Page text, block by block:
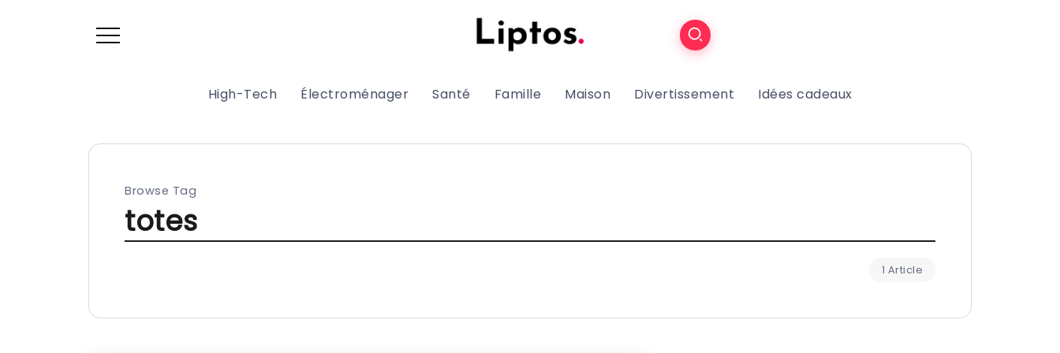
High-Tech Électroménager Santé Famille Maison Divertissement Idées cadeaux
Browse Tag
totes
1 Article